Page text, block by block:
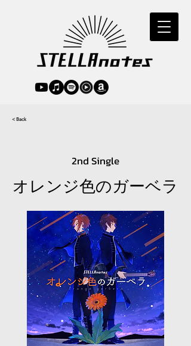
< Back
2nd Single
オレンジ色のガーベラ